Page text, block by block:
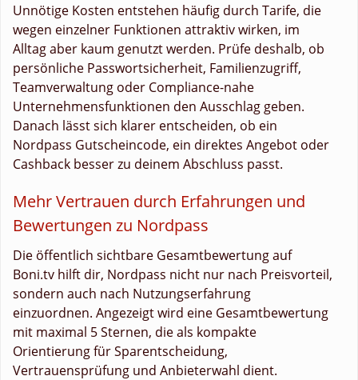
Unnötige Kosten entstehen häufig durch Tarife, die
wegen einzelner Funktionen attraktiv wirken, im
Alltag aber kaum genutzt werden. Prüfe deshalb, ob
persönliche Passwortsicherheit, Familienzugriff,
Teamverwaltung oder Compliance-nahe
Unternehmensfunktionen den Ausschlag geben.
Danach lässt sich klarer entscheiden, ob ein
Nordpass Gutscheincode, ein direktes Angebot oder
Cashback besser zu deinem Abschluss passt.
Mehr Vertrauen durch Erfahrungen und
Bewertungen zu Nordpass
Die öffentlich sichtbare Gesamtbewertung auf
Boni.tv hilft dir, Nordpass nicht nur nach Preisvorteil,
sondern auch nach Nutzungserfahrung
einzuordnen. Angezeigt wird eine Gesamtbewertung
mit maximal 5 Sternen, die als kompakte
Orientierung für Sparentscheidung,
Vertrauensprüfung und Anbieterwahl dient.